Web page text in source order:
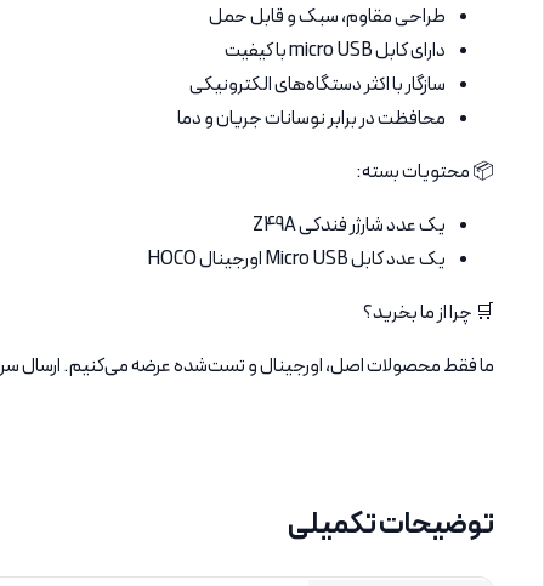
طراحی مقاوم، سبک و قابل حمل
دارای کابل micro USB با کیفیت
سازگار با اکثر دستگاه‌های الکترونیکی
محافظت در برابر نوسانات جریان و دما
📦 محتویات بسته:
یک عدد شارژر فندکی Z49A
یک عدد کابل Micro USB اورجینال HOCO
🛒 چرا از ما بخرید؟
ما فقط محصولات اصل، اورجینال و تست‌شده عرضه می‌کنیم. ارسال
توضیحات تکمیلی